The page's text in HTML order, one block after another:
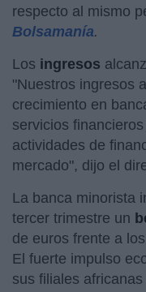
respecto al mismo
Bolsamanía.
Los ingresos
"Nuestros ingresos
crecimiento en
servicios
actividades de
mercado", dijo el
La banca minorista
tercer trimestre un
de euros frente a
El fuerte impulso
sus filiales